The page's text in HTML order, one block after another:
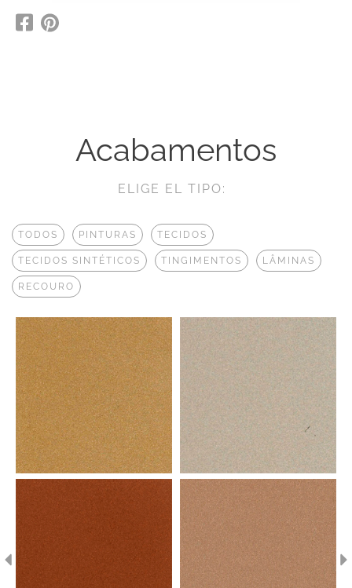
Acabamentos
ELIGE EL TIPO:
TODOS PINTURAS TECIDOS
TECIDOS SINTÉTICOS TINGIMENTOS LÂMINAS
RECOURO